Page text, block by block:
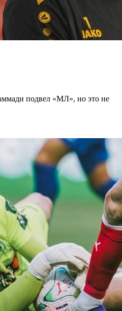
подвел «МЛ», но это не